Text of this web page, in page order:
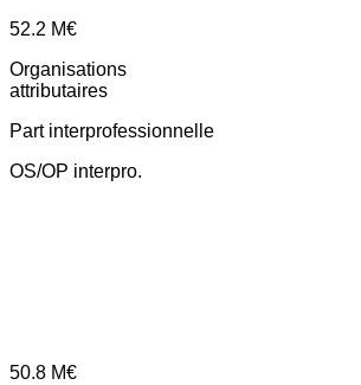
52.2 M€
Organisations
attributaires
Part interprofessionnelle
OS/OP interpro.
50.8 M€